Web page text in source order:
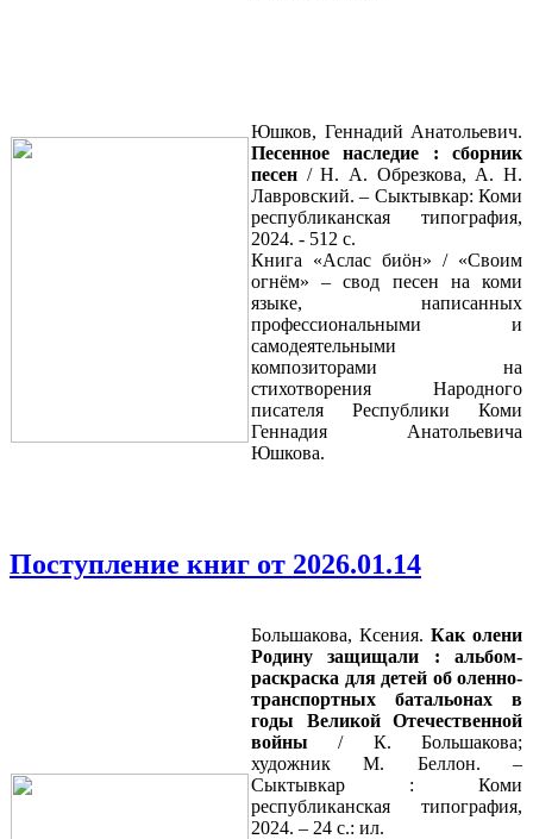
Юшков, Геннадий Анатольевич.
Песенное наследие : сборник
песен / Н. А. Обрезкова, А. Н.
Лавровский. – Сыктывкар: Коми
республиканская типография,
2024. - 512 с.
Книга «Аслас биöн» / «Своим
огнём» – свод песен на коми
языке, написанных
профессиональными и
самодеятельными
композиторами на
стихотворения Народного
писателя Республики Коми
Геннадия Анатольевича
Юшкова.
Поступление книг от 2026.01.14
Большакова, Ксения. Как олени
Родинузащищали : альбом-
раскраска для детей об оленно-
транспортных батальонах в
годы Великой Отечественной
войны/ К. Большакова;
художник М. Беллон. –
Сыктывкар : Коми
республиканская типография,
2024. – 24 с.: ил.